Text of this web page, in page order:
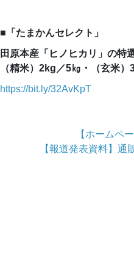
■「たまかんセレクト」
田原本産「ヒノヒカリ」の特
（精米）2kg／5㎏・（玄米
https://bit.ly/32AvKpT
【ホームペ
【報道発表資料】